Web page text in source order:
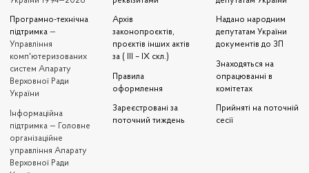
Програмно-технічна
підтримка —
Управління
комп'ютеризованих
систем Апарату
Верховної Ради
України
Iнформаційна
підтримка — Головне
організаційне
управління Апарату
Верховної Ради
Архів
законопроєктів,
проєктів інших актів
за ( III – IX скл.)
Правила
оформлення
Зареєстровані за
поточний тиждень
Надано народним
депутатам України
документів до ЗП
Знаходяться на
опрацюванні в
комітетах
Прийняті на поточній
сесії